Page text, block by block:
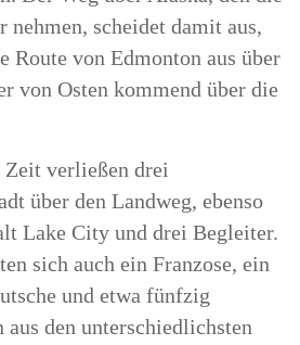
nehmen, scheidet damit aus,
Route von Edmonton aus über
von Osten kommend über die
Zeit verließen drei
über den Landweg, ebenso
Lake City und drei Begleiter.
sich auch ein Franzose, ein
und etwa fünfzig
aus den unterschiedlichsten